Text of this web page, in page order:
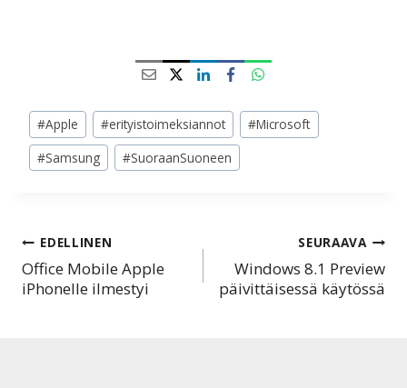
Avainsanat:
#Apple #erityistoimeksiannot #Microsoft
#Samsung #SuoraanSuoneen
Artikkelien
selaus
EDELLINEN
Office Mobile Apple
iPhonelle ilmestyi
SEURAAVA
Windows 8.1 Preview
päivittäisessä käytössä